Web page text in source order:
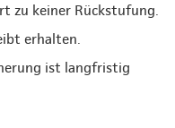
zu keiner Rückstufung.
erhalten.
ist langfristig